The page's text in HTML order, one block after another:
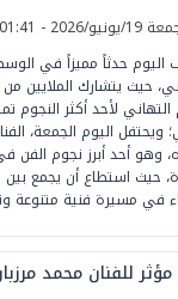
2026 - 01:41 م
اليوم حدثاً مميزاً في
حيث يتشارك الملايين
التهاني لأحد أكثر النجوم
ويحتفل اليوم الجمعة،
وهو أحد أبرز نجوم الفن
حيث استطاع أن يجمع بين
في مسيرة فنية متنوعة
للفنان محمد